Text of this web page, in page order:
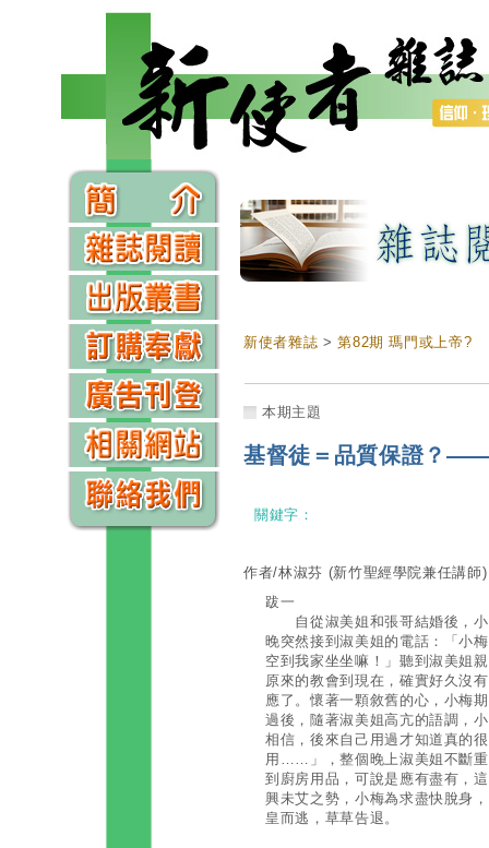
新使者雜誌 >第82期 瑪門或上帝?
本期主題
基督徒＝品質保證？
關鍵字：
作者/林淑芬 (新竹聖經學院兼任講師)
跋一
自從淑美姐和張哥結婚後，小
晚突然接到淑美姐的電話：「小
空到我家坐坐嘛！」聽到淑美姐
原來的教會到現在，確實好久沒
應了。懷著一顆敘舊的心，小梅
過後，隨著淑美姐高亢的語調，
相信，後來自己用過才知道真的
用……」，整個晚上淑美姐不斷
到廚房用品，可說是應有盡有，
興未艾之勢，小梅為求盡快脫身
皇而逃，草草告退。